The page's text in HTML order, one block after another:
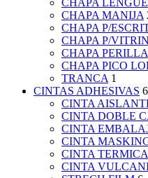
CHAPA
CHAPA MANIJA
CHAPA P/
CHAPA P/
CHAPA PERILLA
CHAPA PICO
TRANCA 1
CINTAS ADHESIVAS
CINTA
CINTA DOBLE
CINTA
CINTA
CINTA
CINTA